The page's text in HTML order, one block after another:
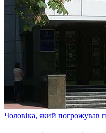
Чоловіка, який погрожував